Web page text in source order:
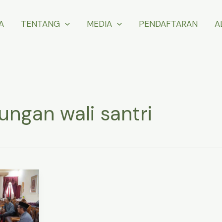
TENTANG MEDIA PENDAFTARAN
wali santri